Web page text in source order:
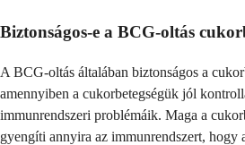
Biztonságos-e a BCG-oltás
A BCG-oltás általában biztonságos a
amennyiben a cukorbetegségük jól
immunrendszeri problémáik. Maga a
gyengíti annyira az immunrendszert, hogy